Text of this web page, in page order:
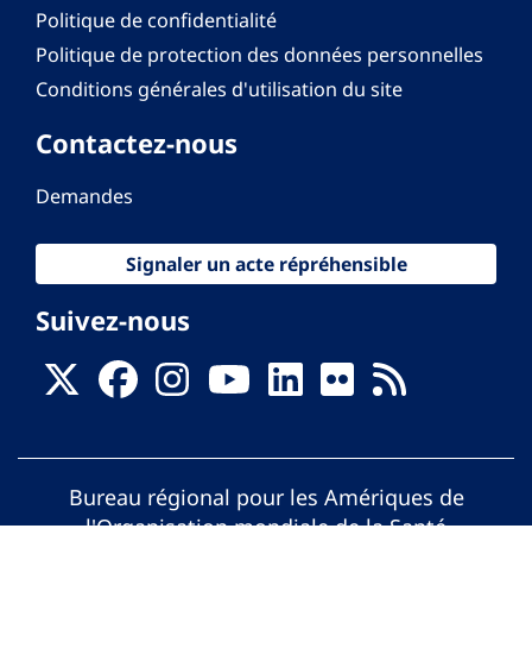
Politique de confidentialité
Politique de protection des données personnelles
Conditions générales d'utilisation du site
Contactez-nous
Demandes
Signaler un acte répréhensible
Suivez-nous
Bureau régional pour les Amériques de
l'Organisation mondiale de la Santé